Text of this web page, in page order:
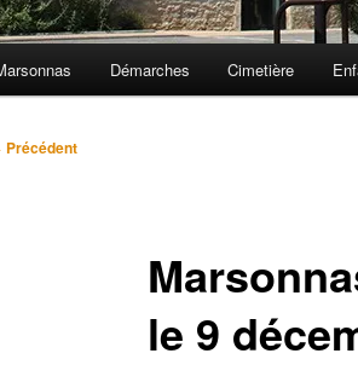
Démarches Cimetière
Précédent
le 9